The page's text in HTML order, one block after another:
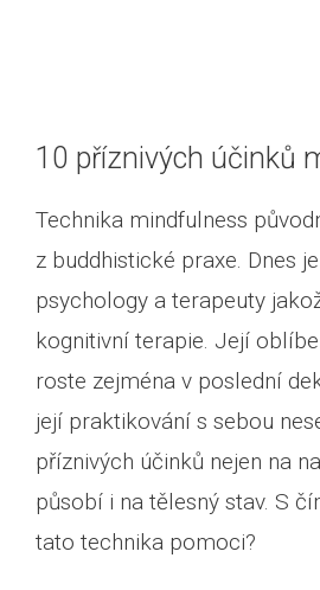
10 příznivých účinků
Technika mindfulness
z buddhistické praxe. Dnes
psychology a terapeuty
kognitivní terapie. Její
roste zejména v poslední
její praktikování s sebou
příznivých účinků nejen na
působí i na tělesný stav. S
tato technika pomoci?